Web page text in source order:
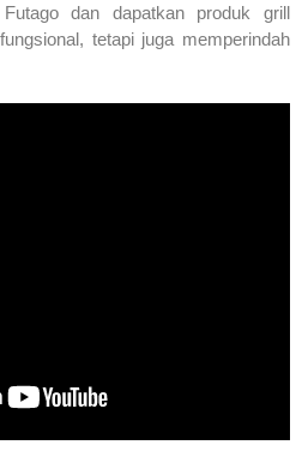
dan dapatkan produk grill
tetapi juga memperindah